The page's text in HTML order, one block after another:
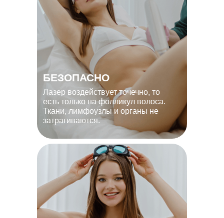
БЕЗОПАСНО
Лазер воздействует точечно, то
есть только на фолликул волоса.
Ткани, лимфоузлы и органы не
затрагиваются.